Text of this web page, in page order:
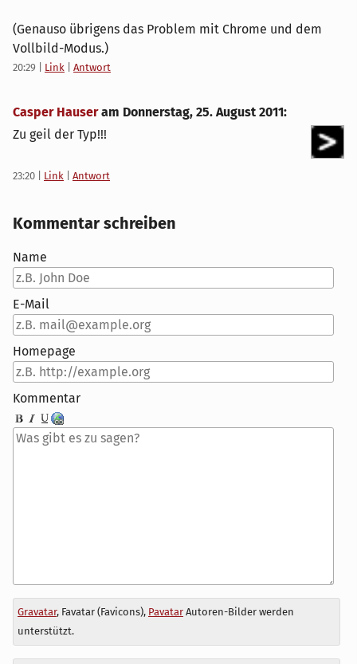
(Genauso übrigens das Problem mit Chrome und dem
Vollbild-Modus.)
20:29 Link Antwort
Casper Hauseram Donnerstag, 25. August 2011:
Zu geil der Typ!!!
23:20 Link Antwort
Kommentar schreiben
Name
E-Mail
Homepage
Kommentar
Antwort
zu
Gravatar, Favatar (Favicons), PavatarAutoren-Bilder werden
unterstützt.